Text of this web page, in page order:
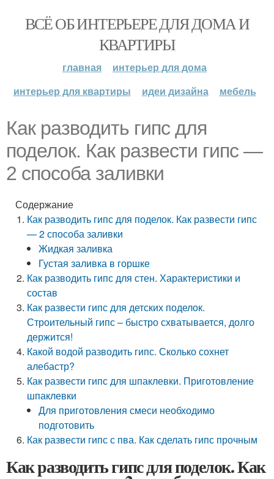
ВСЁ ОБ ИНТЕРЬЕРЕ ДЛЯ ДОМА И
КВАРТИРЫ
главная
интерьер для дома
интерьер для квартиры
идеи дизайна мебель
Как разводить гипс для
поделок. Как развести гипс —
2 способа заливки
Содержание
Как разводить гипс для поделок. Как развести гипс
— 2 способа заливки
Жидкая заливка
Густая заливка в горшке
Как разводить гипс для стен. Характеристики и
состав
Как развести гипс для детских поделок.
Строительный гипс – быстро схватывается, долго
держится!
Какой водой разводить гипс. Сколько сохнет
алебастр?
Как развести гипс для шпаклевки. Приготовление
шпаклевки
Для приготовления смеси необходимо
подготовить
Как развести гипс с пва. Как сделать гипс прочным
Как разводить гипс для поделок. Как